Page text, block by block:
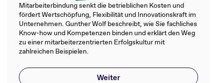
Mitarbeiterbindung senkt die betrieblichen Kosten und
fördert Wertschöpfung, Flexibilität und Innovationskraft im
Unternehmen. Gunther Wolf beschreibt, wie Sie fachliches
Know-how und Kompetenzen binden und erklärt den Weg
zu einer mitarbeiterzentrierten Erfolgskultur mit
zahlreichen Beispielen.
Weiter